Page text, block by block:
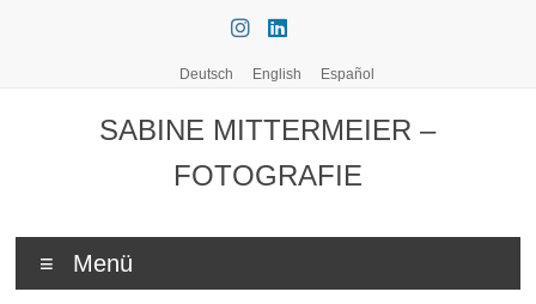
Deutsch English Español
SABINE MITTERMEIER –
FOTOGRAFIE
Menü